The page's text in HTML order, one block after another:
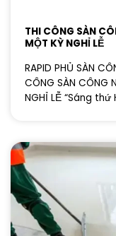
THI CÔNG SÀN
MỘT KỲ NGHỈ LỄ
RAPID PHỦ SÀN
CÔNG SÀN CÔNG
NGHỈ LỄ “Sáng